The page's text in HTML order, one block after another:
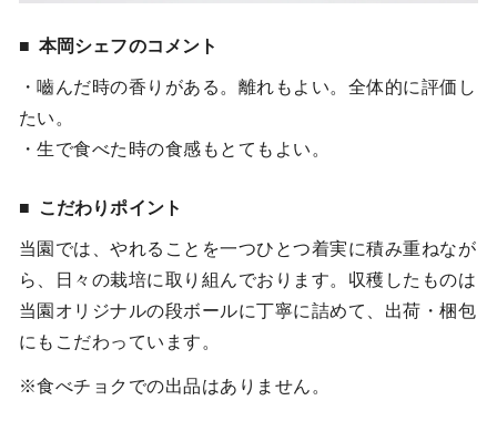
本岡シェフのコメント
・嚙んだ時の香りがある。離れもよい。全体的に評価し
たい。
・生で食べた時の食感もとてもよい。
こだわりポイント
当園では、やれることを一つひとつ着実に積み重ねなが
ら、日々の栽培に取り組んでおります。収穫したものは
当園オリジナルの段ボールに丁寧に詰めて、出荷・梱包
にもこだわっています。
※食べチョクでの出品はありません。